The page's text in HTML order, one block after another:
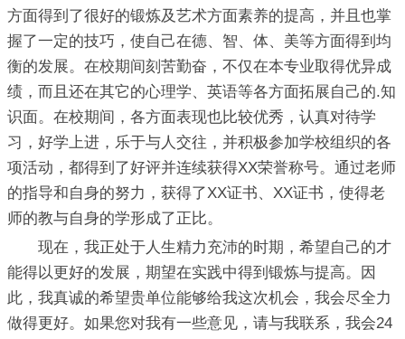
方面得到了很好的锻炼及艺术方面素养的提高，并且也掌
握了一定的技巧，使自己在德、智、体、美等方面得到均
衡的发展。在校期间刻苦勤奋，不仅在本专业取得优异成
绩，而且还在其它的心理学、英语等各方面拓展自己的.知
识面。在校期间，各方面表现也比较优秀，认真对待学
习，好学上进，乐于与人交往，并积极参加学校组织的各
项活动，都得到了好评并连续获得XX荣誉称号。通过老师
的指导和自身的努力，获得了XX证书、XX证书，使得老
师的教与自身的学形成了正比。
现在，我正处于人生精力充沛的时期，希望自己的才
能得以更好的发展，期望在实践中得到锻炼与提高。因
此，我真诚的希望贵单位能够给我这次机会，我会尽全力
做得更好。如果您对我有一些意见，请与我联系，我会24